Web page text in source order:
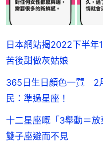
日本網站揭2022下半
苦後甜做灰姑娘
365日生日顏色一覽 2
民：準過星座！
十二星座嘅「3舉動＝
雙子座避而不見